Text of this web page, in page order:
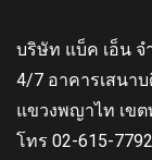
บริษัท แบ็ค เอ็น
4/7 อาคารเสนา
แขวงพญาไท เข
โทร 02-615-7792